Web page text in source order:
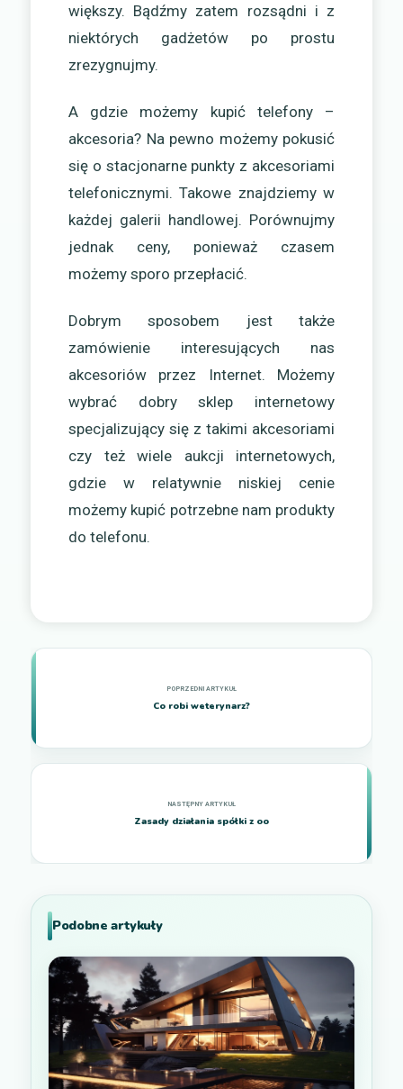
większy. Bądźmy zatem rozsądni i z
niektórych gadżetów po prostu
zrezygnujmy.
A gdzie możemy kupić telefony –
akcesoria? Na pewno możemy pokusić
się o stacjonarne punkty z akcesoriami
telefonicznymi. Takowe znajdziemy w
każdej galerii handlowej. Porównujmy
jednak ceny, ponieważ czasem
możemy sporo przepłacić.
Dobrym sposobem jest także
zamówienie interesujących nas
akcesoriów przez Internet. Możemy
wybrać dobry sklep internetowy
specjalizujący się z takimi akcesoriami
czy też wiele aukcji internetowych,
gdzie w relatywnie niskiej cenie
możemy kupić potrzebne nam produkty
do telefonu.
Co robi weterynarz?
Zasady działania spółki z oo
Podobne artykuły